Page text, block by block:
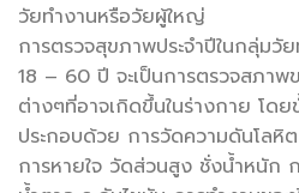
วัยทำงานหรือวัยผู้ใหญ่
การตรวจสุขภาพประจำปีในกลุ่ม
18 – 60 ปี จะเป็นการตรวจสภาพ
ต่างๆที่อาจเกิดขึ้นในร่างกาย โด
ประกอบด้วย การวัดความดันโลหิ
การหายใจ วัดส่วนสูง ชั่งน้ำหนัก